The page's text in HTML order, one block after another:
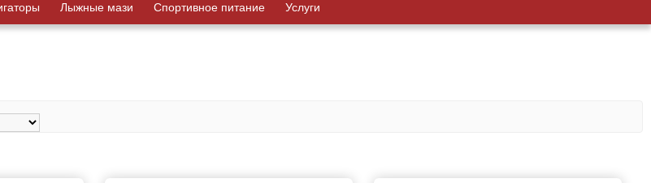
Лыжные мази Спортивное питание Услуги